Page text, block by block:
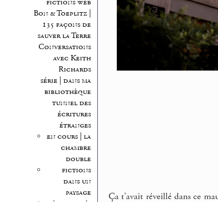
fictions web
Bon & Toeplitz |
135 façons de
sauver la Terre
Conversations
avec Keith
Richards
série | dans ma
bibliothèque
tunnel des
écritures
étranges
en cours | la
chambre
double
fictions
dans un
paysage
Ça t’avait réveillé dans ce